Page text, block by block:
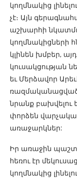
կողմնակից
չէ։ Այն
աշխարհի
կողմնակիցների
կլինեն խմբեր,
կուսակցության
եւ Մերձավոր
ռազմականացված
նրանք բախվելու
փորձեն
առաջարկներ:
Իր առաջին
հեռու էր
կողմնակից